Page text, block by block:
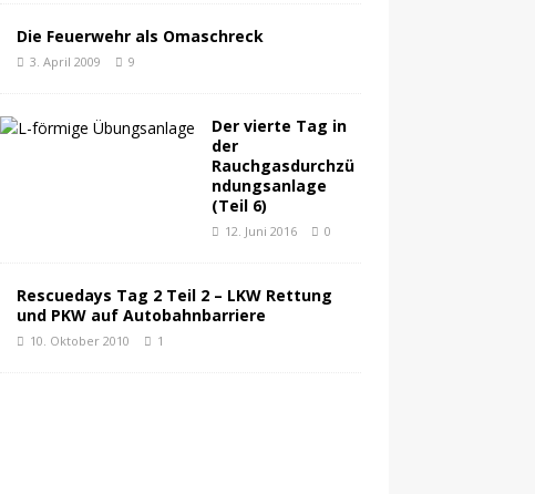
Die Feuerwehr als Omaschreck
3. April 2009 9
Der vierte Tag in
der
Rauchgasdurchzü
ndungsanlage
(Teil 6)
12. Juni 2016 0
Rescuedays Tag 2 Teil 2 – LKW Rettung
und PKW auf Autobahnbarriere
10. Oktober 2010 1